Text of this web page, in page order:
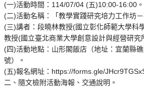
(一)活動時間：114/07/04 (五)10:00-16:00。
(二)活動名稱：「教學實踐研究培力工作坊
(三)講者：段曉林教授(國立彰化師範大學科
教授(國立臺北商業大學創意設計與經營研究
(四)活動地點：山形閣飯店（地址：宜蘭縣
號）。
(五)報名網址：https://forms.gle/
二、隨文檢附活動海報、交通說明。